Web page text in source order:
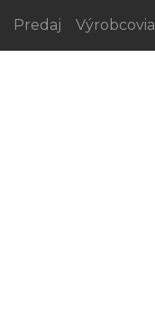
Predaj Výrobcovia